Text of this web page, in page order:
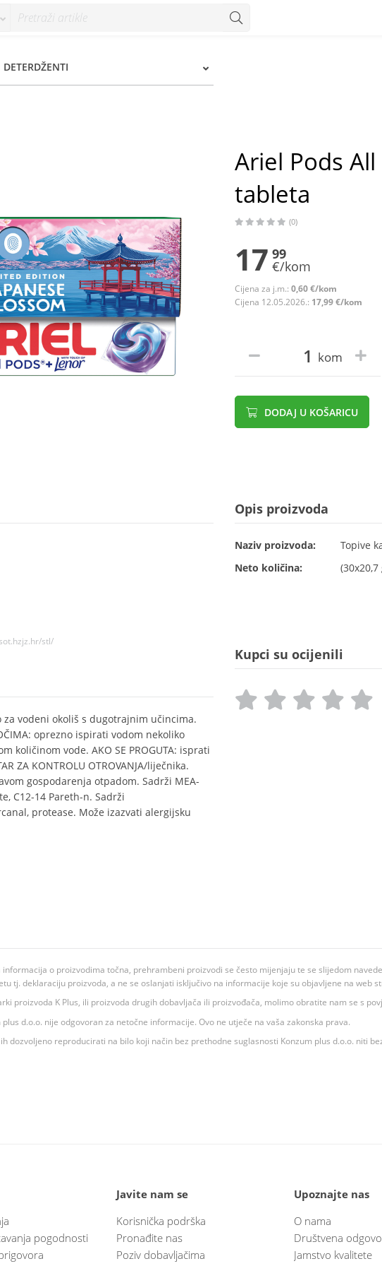
DETERDŽENTI
Ariel Pods
tableta
(0)
17 99
€/kom
Cijena za j.m.: 0,60 €/kom
Cijena 12.05.2026.: 17,99 €/kom
kom
DODAJ U KOŠARICU
stl/
za vodeni okoliš s dugotrajnim učincima.
oprezno ispirati vodom nekoliko
količinom vode. AKO SE PROGUTA: isprati
ZA KONTROLU OTROVANJA/liječnika.
gospodarenja otpadom. Sadrži MEA-
C12-14 Pareth-n. Sadrži
protease. Može izazvati alergijsku
Opis proizvoda
Naziv proizvoda:
Topive
Neto količina:
(30x20,7
Kupci su ocijenili
o proizvodima točna, prehrambeni proizvodi se često mijenjaju te se slijedom
tj. deklaraciju proizvoda, a ne se oslanjati isključivo na informacije koje su objavljene na web
proizvoda K Plus, ili proizvoda drugih dobavljača ili proizvođača, molimo obratite nam se s
d.o.o. nije odgovoran za netočne informacije. Ovo ne utječe na vaša zakonska prava.
dozvoljeno reproducirati na bilo koji način bez prethodne suglasnosti Konzum plus d.o.o. niti
pogodnosti
Javite nam se
Korisnička podrška
Pronađite nas
Poziv dobavljačima
Upoznajte nas
O nama
Društvena
Jamstvo kvalitete